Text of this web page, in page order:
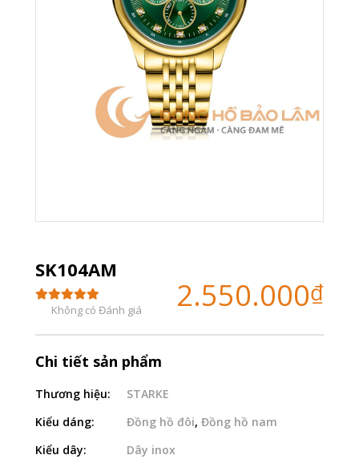
SK104AM
Không có Đánh giá 2.550.000₫
Chi tiết sản phẩm
Thương hiệu:
STARKE
Kiểu dáng:
Đồng hồ đôi, Đồng hồ nam
Kiểu dây:
Dây inox